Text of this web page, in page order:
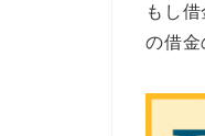
もし
の借金